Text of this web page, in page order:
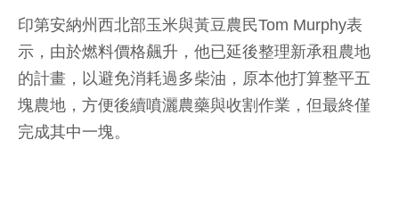
印第安納州西北部玉米與黃豆農民Tom Murphy表
示，由於燃料價格飆升，他已延後整理新承租農地
的計畫，以避免消耗過多柴油，原本他打算整平五
塊農地，方便後續噴灑農藥與收割作業，但最終僅
完成其中一塊。